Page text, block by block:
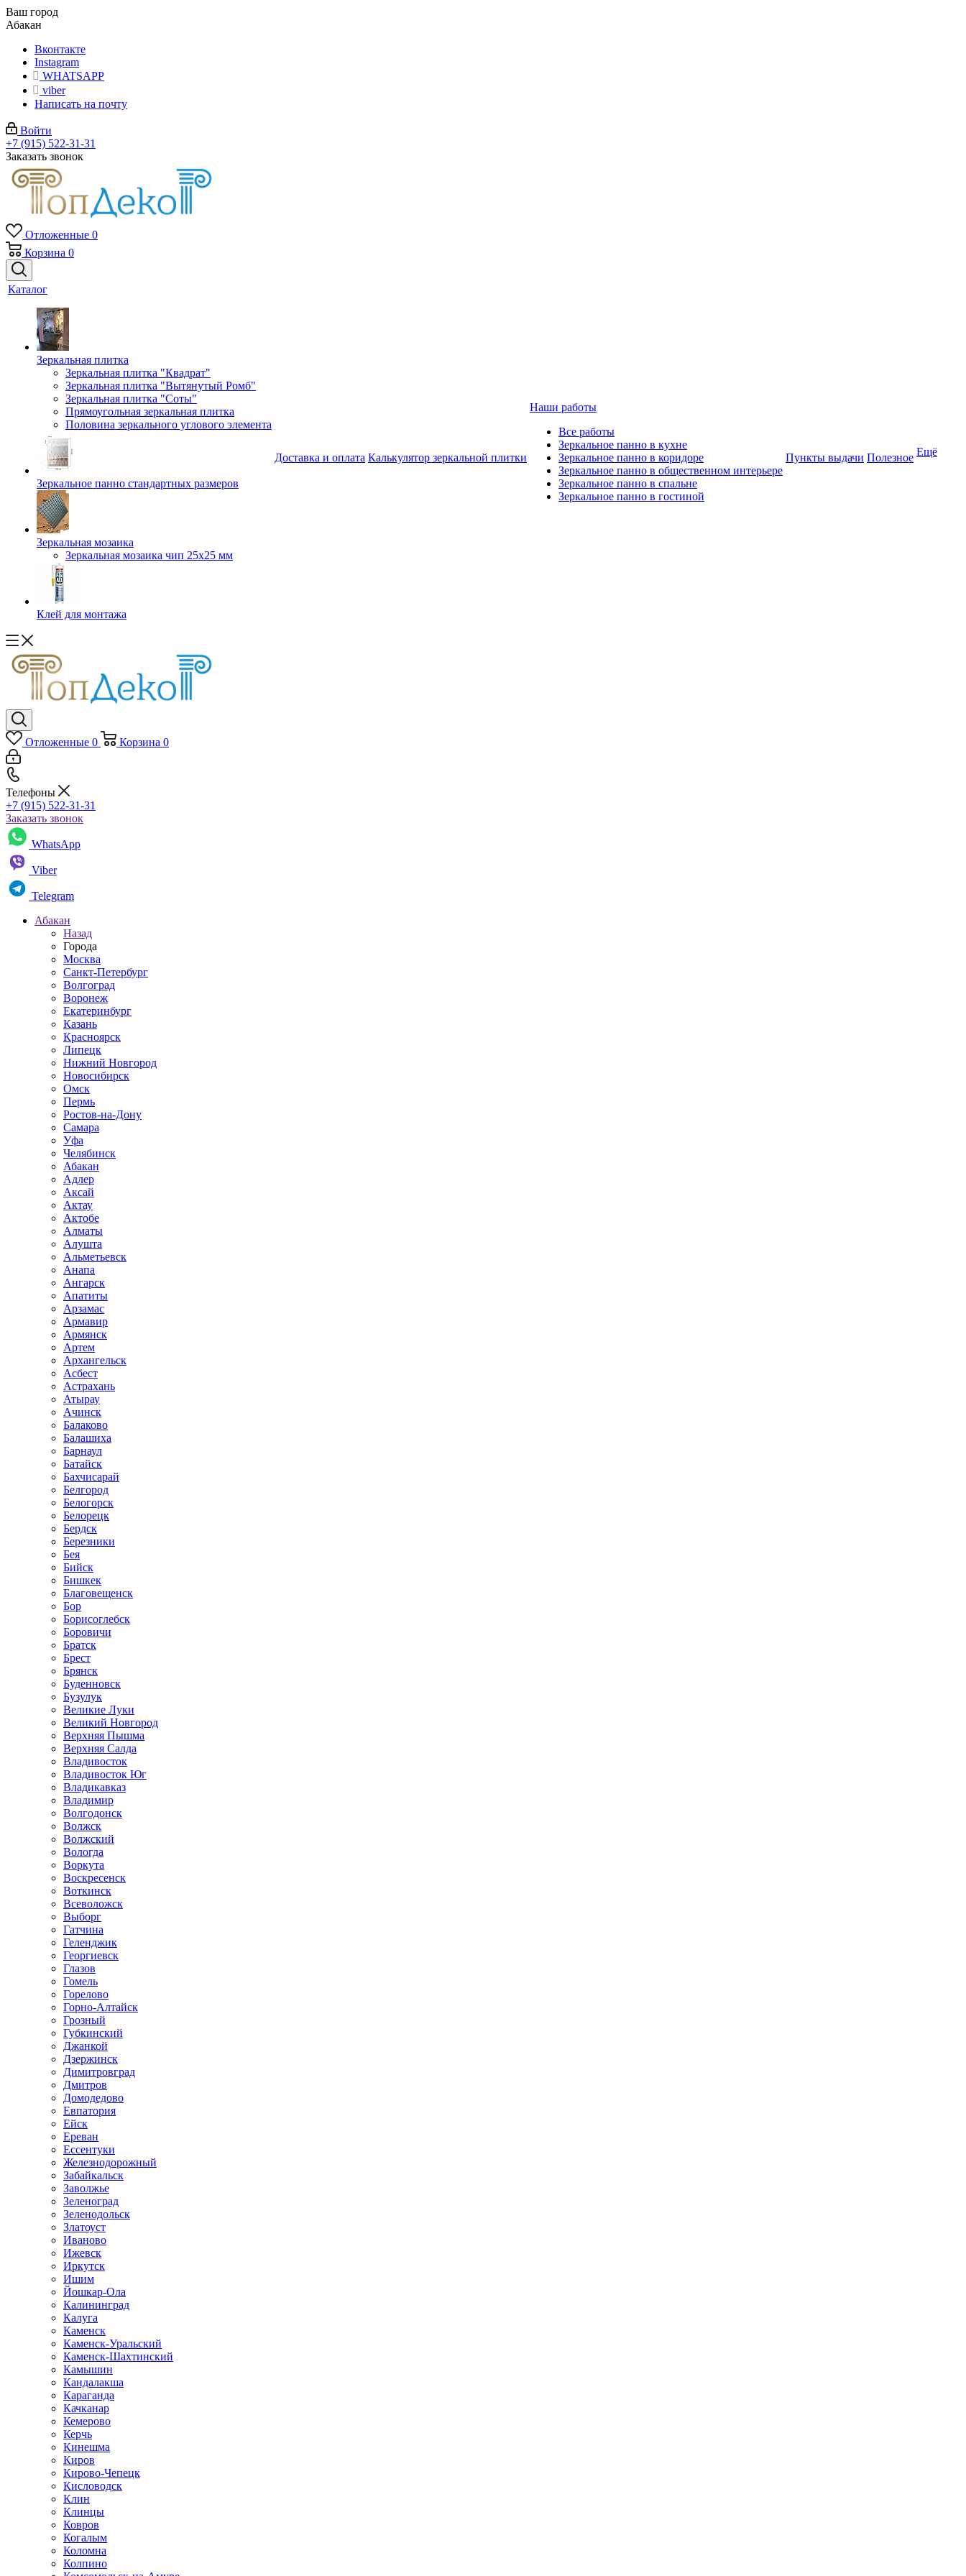
Ваш город
Абакан
Вконтакте
Instagram
WHATSAPP
viber
Написать на почту
Войти
+7 (915) 522-31-31
Заказать звонок
Отложенные 0
Корзина 0
Каталог
Зеркальная плитка
Зеркальная плитка "Квадрат"
Зеркальная плитка "Вытянутый Ромб"
Зеркальная плитка "Соты"
Прямоугольная зеркальная плитка
Половина зеркального углового элемента
Зеркальное панно стандартных размеров
Зеркальная мозаика
Зеркальная мозаика чип 25х25 мм
Клей для монтажа
Доставка и оплата Калькулятор зеркальной плитки
Наши работы
Все работы
Зеркальное панно в кухне
Зеркальное панно в коридоре
Зеркальное панно в общественном интерьере
Зеркальное панно в спальне
Зеркальное панно в гостиной
Пункты выдачи Полезное Ещё
Отложенные 0 Корзина 0
Телефоны
+7 (915) 522-31-31
Заказать звонок
WhatsApp
Viber
Telegram
Абакан
Назад
Города
Москва
Санкт-Петербург
Волгоград
Воронеж
Екатеринбург
Казань
Красноярск
Липецк
Нижний Новгород
Новосибирск
Омск
Пермь
Ростов-на-Дону
Самара
Уфа
Челябинск
Абакан
Адлер
Аксай
Актау
Актобе
Алматы
Алушта
Альметьевск
Анапа
Ангарск
Апатиты
Арзамас
Армавир
Армянск
Артем
Архангельск
Асбест
Астрахань
Атырау
Ачинск
Балаково
Балашиха
Барнаул
Батайск
Бахчисарай
Белгород
Белогорск
Белорецк
Бердск
Березники
Бея
Бийск
Бишкек
Благовещенск
Бор
Борисоглебск
Боровичи
Братск
Брест
Брянск
Буденновск
Бузулук
Великие Луки
Великий Новгород
Верхняя Пышма
Верхняя Салда
Владивосток
Владивосток Юг
Владикавказ
Владимир
Волгодонск
Волжск
Волжский
Вологда
Воркута
Воскресенск
Воткинск
Всеволожск
Выборг
Гатчина
Геленджик
Георгиевск
Глазов
Гомель
Горелово
Горно-Алтайск
Грозный
Губкинский
Джанкой
Дзержинск
Димитровград
Дмитров
Домодедово
Евпатория
Ейск
Ереван
Ессентуки
Железнодорожный
Забайкальск
Заволжье
Зеленоград
Зеленодольск
Златоуст
Иваново
Ижевск
Иркутск
Ишим
Йошкар-Ола
Калининград
Калуга
Каменск
Каменск-Уральский
Каменск-Шахтинский
Камышин
Кандалакша
Караганда
Качканар
Кемерово
Керчь
Кинешма
Киров
Кирово-Чепецк
Кисловодск
Клин
Клинцы
Ковров
Когалым
Коломна
Колпино